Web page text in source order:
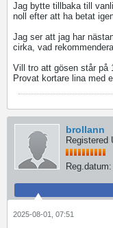
Jag bytte tillbaka till
noll efter att ha betat
Jag ser att jag har
cirka, vad
Vill tro att gösen står på
Provat kortare lina med
brollann
Registered
Reg.datum:
2025-08-01, 07:51